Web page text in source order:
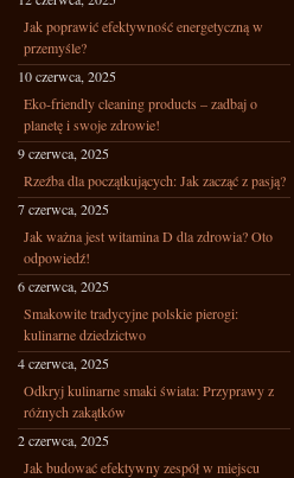
Jak poprawić efektywność energetyczną w
przemyśle?
10 czerwca, 2025
Eko-friendly cleaning products – zadbaj o
planetę i swoje zdrowie!
9 czerwca, 2025
Rzeźba dla początkujących: Jak zacząć z pasją?
7 czerwca, 2025
Jak ważna jest witamina D dla zdrowia? Oto
odpowiedź!
6 czerwca, 2025
Smakowite tradycyjne polskie pierogi:
kulinarne dziedzictwo
4 czerwca, 2025
Odkryj kulinarne smaki świata: Przyprawy z
różnych zakątków
2 czerwca, 2025
Jak budować efektywny zespół w miejscu